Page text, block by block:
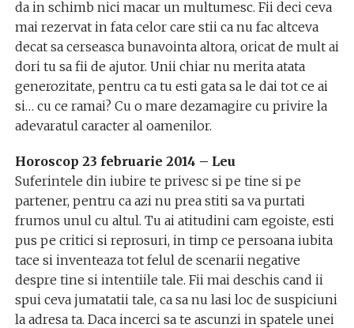
da in schimb nici macar un multumesc. Fii deci ceva
mai rezervat in fata celor care stii ca nu fac altceva
decat sa cerseasca bunavointa altora, oricat de mult ai
dori tu sa fii de ajutor. Unii chiar nu merita atata
generozitate, pentru ca tu esti gata sa le dai tot ce ai
si… cu ce ramai? Cu o mare dezamagire cu privire la
adevaratul caracter al oamenilor.
Horoscop 23 februarie 2014 – Leu
Suferintele din iubire te privesc si pe tine si pe
partener, pentru ca azi nu prea stiti sa va purtati
frumos unul cu altul. Tu ai atitudini cam egoiste, esti
pus pe critici si reprosuri, in timp ce persoana iubita
tace si inventeaza tot felul de scenarii negative
despre tine si intentiile tale. Fii mai deschis cand ii
spui ceva jumatatii tale, ca sa nu lasi loc de suspiciuni
la adresa ta. Daca incerci sa te ascunzi in spatele unei